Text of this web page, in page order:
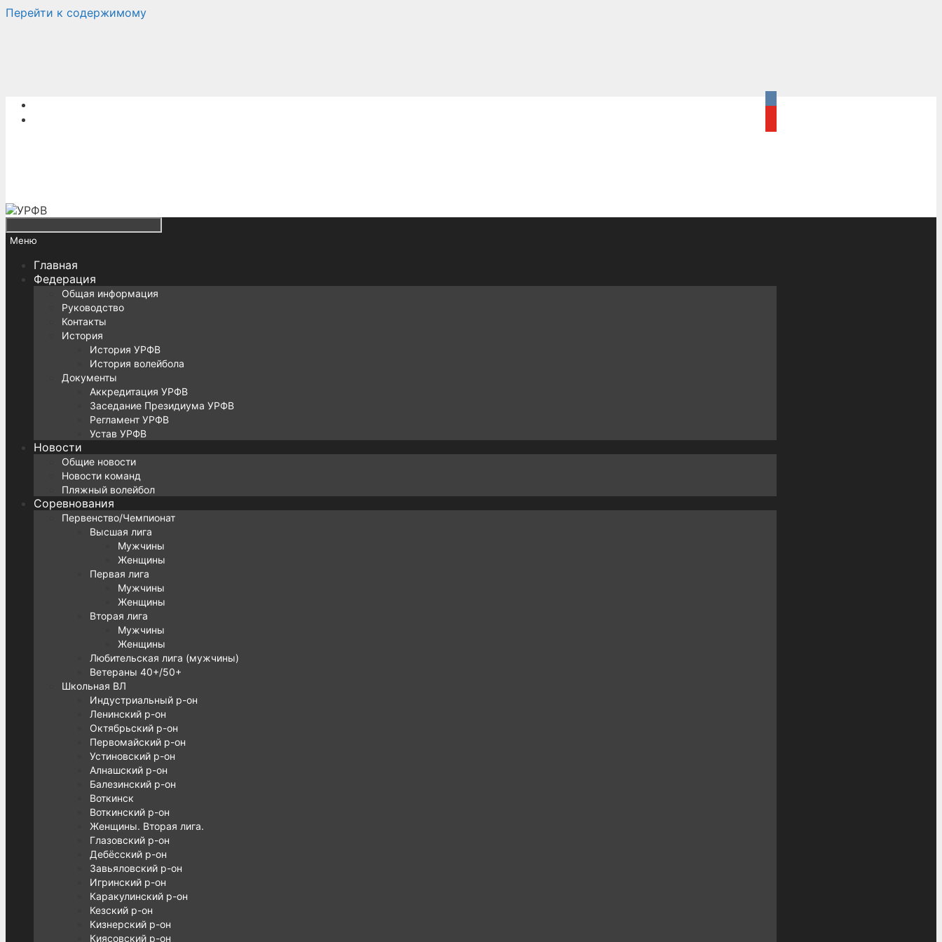
Перейти к содержимому
Меню
Главная
Федерация
Общая информация
Руководство
Контакты
История
История УРФВ
История волейбола
Документы
Аккредитация УРФВ
Заседание Президиума УРФВ
Регламент УРФВ
Устав УРФВ
Новости
Общие новости
Новости команд
Пляжный волейбол
Соревнования
Первенство/Чемпионат
Высшая лига
Мужчины
Женщины
Первая лига
Мужчины
Женщины
Вторая лига
Мужчины
Женщины
Любительская лига (мужчины)
Ветераны 40+/50+
Школьная ВЛ
Индустриальный р-он
Ленинский р-он
Октябрьский р-он
Первомайский р-он
Устиновский р-он
Алнашский р-он
Балезинский р-он
Воткинск
Воткинский р-он
Женщины. Вторая лига.
Глазовский р-он
Дебёсский р-он
Завьяловский р-он
Игринский р-он
Каракулинский р-он
Кезский р-он
Кизнерский р-он
Киясовский р-он